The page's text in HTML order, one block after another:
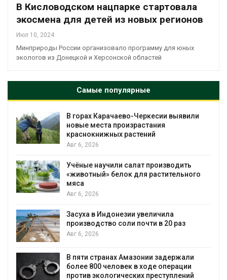
В Кисловодском нацпарке стартовала
экосмена для детей из новых регионов
Июл 10, 2024
Минприроды России организовало программу для юных
экологов из Донецкой и Херсонской областей
Самые популярные
В горах Карачаево-Черкесии выявили
новые места произрастания
краснокнижных растений
Авг 6, 2026
Учёные научили салат производить
«животный» белок для растительного
мяса
Авг 6, 2026
Засуха в Индонезии увеличила
производство соли почти в 20 раз
Авг 6, 2026
В пяти странах Амазонии задержали
более 800 человек в ходе операции
против экологических преступлений